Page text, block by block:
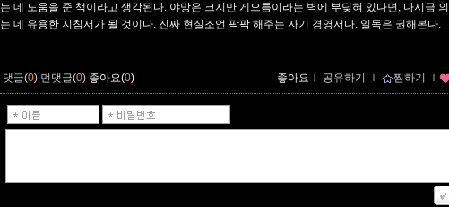
는 데 도움을 준 책이라고 생각된다. 야망은 크지만 게으름이라는 벽에 부딪혀 있다면, 다시금
는 데 유용한 지침서가 될 것이다. 진짜 현실조언 팍팍 해주는 자기 경영서다. 일독은 권해본다.
댓글(0) 먼댓글(0) 좋아요(0) 좋아요 ｌ 공유하기 ｌ 찜하기 ｌ